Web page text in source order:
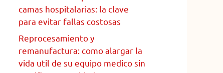
camas hospitalarias: la clave
para evitar fallas costosas
Reprocesamiento y
remanufactura: como alargar la
vida util de su equipo medico sin